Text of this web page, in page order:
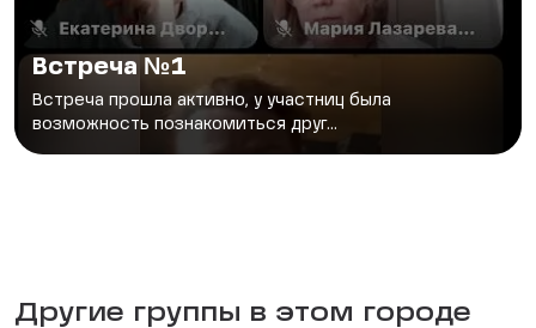
Встреча №1
Встреча прошла активно, у участниц была
возможность познакомиться друг...
Другие группы в этом городе